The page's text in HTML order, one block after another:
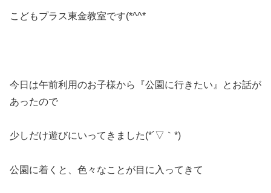
こどもプラス東金教室です(*^^*
今日は午前利用のお子様から『公園に行きたい』とお話が
あったので
少しだけ遊びにいってきました(*´▽｀*)
公園に着くと、色々なことが目に入ってきて